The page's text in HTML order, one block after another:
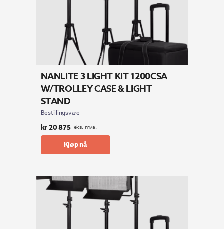
NANLITE 3 LIGHT KIT 1200CSA
W/TROLLEY CASE & LIGHT
STAND
Bestillingsvare
kr20 875 eks. mva.
Kjøp nå